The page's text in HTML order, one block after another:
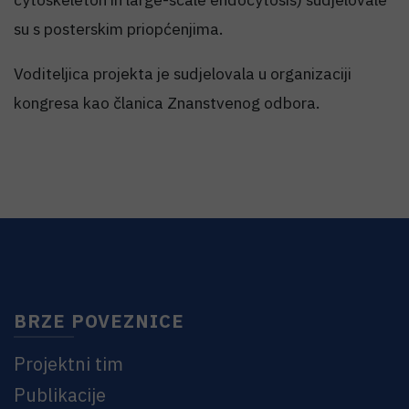
su s posterskim priopćenjima.
Voditeljica projekta je sudjelovala u organizaciji
kongresa kao članica Znanstvenog odbora.
BRZE POVEZNICE
Projektni tim
Publikacije